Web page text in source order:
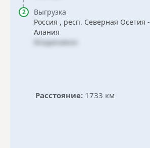
Выгрузка
Россия , респ. Северная Осетия -
Алания
Владикавказ
Расстояние: 1733 км